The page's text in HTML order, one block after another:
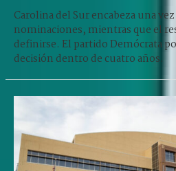
Carolina del Sur encabeza una
nominaciones, mientras que el
definirse. El partido Demócrata
decisión dentro de cuatro años.